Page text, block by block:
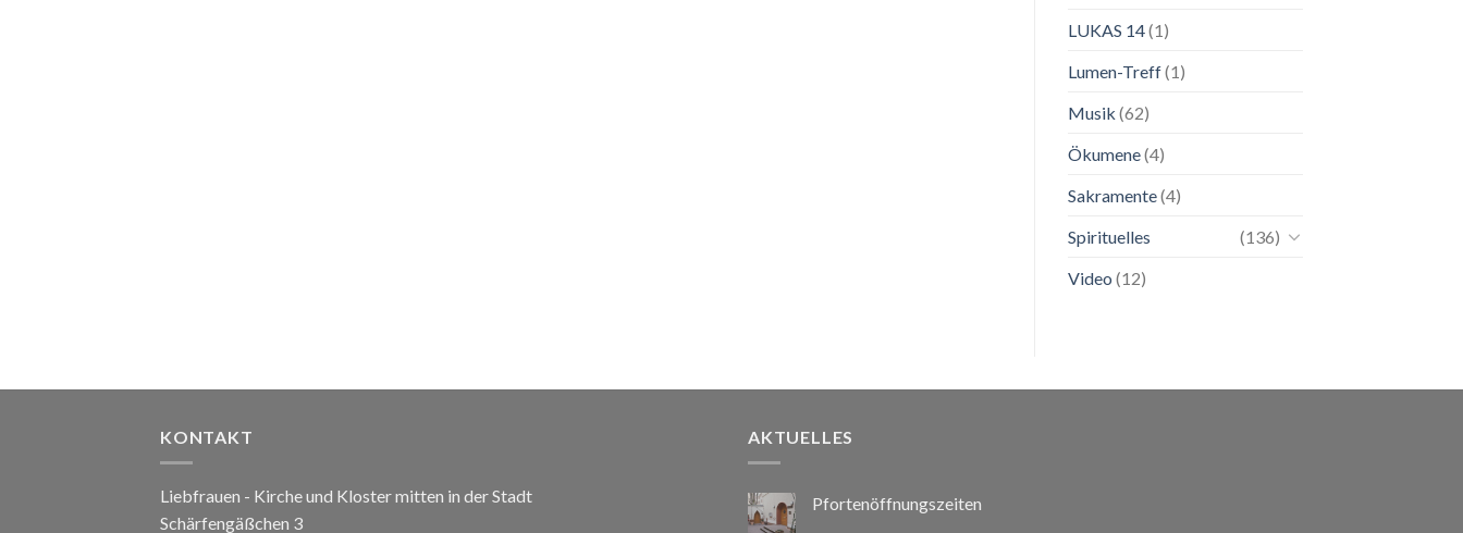
LUKAS 14(1)
Lumen-Treff(1)
Musik (62)
Ökumene(4)
Sakramente(4)
Spirituelles
(136)
Video (12)
KONTAKT
Liebfrauen - Kirche und Kloster mitten in der Stadt
Schärfengäßchen 3
AKTUELLES
Pfortenöffnungszeiten